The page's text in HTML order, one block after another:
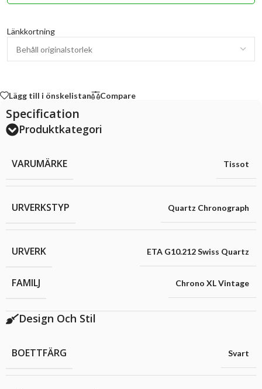
Länkkortning
Lägg till i önskelistan Compare
Specification
Produktkategori
VARUMÄRKE Tissot
URVERKSTYP Quartz Chronograph
URVERK ETA G10.212 Swiss Quartz
FAMILJ Chrono XL Vintage
Design Och Stil
BOETTFÄRG Svart